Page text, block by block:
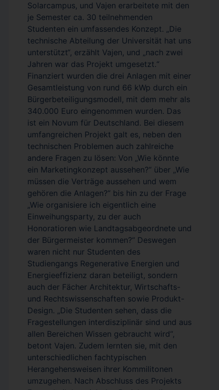
Solarcampus, und Vajen erarbeitete mit den
je Semester ca. 30 teilnehmenden
Studenten ein umfassendes Konzept. „Die
technische Abteilung der Universität hat uns
unterstützt“, erzählt Vajen, und „nach zwei
Jahren war das Projekt umgesetzt.“
Finanziert wurden die drei Anlagen mit einer
Gesamtleistung von rund 66 kWp durch ein
Bürgerbeteiligungsmodell, mit dem mehr als
340.000 Euro eingenommen wurden. Das
ist ein Novum für Deutschland. Bei diesem
umfangreichen Projekt galt es, neben den
technischen Problemen auch zahlreiche
andere Fragen zu lösen: Von „Wie könnte
ein Marketingkonzept aussehen?“ über „Wie
müssen die Verträge aussehen und wem
gehören die Anlagen?“ bis hin zu der Frage
„Wie organisiere ich eigentlich eine
Einweihungsparty, zu der auch
Honoratioren wie Landtagsabgeordnete und
der Bürgermeister kommen?“ Deswegen
waren nicht nur Studenten des
Studiengangs Regenerative Energien und
Energieeffizienz daran beteiligt, sondern
auch der Fächer Architektur, Wirtschafts-
und Rechtswissenschaften sowie Produkt-
Design. „Die Studenten sehen, dass die
Fragestellungen interdisziplinär sind und aus
allen Bereichen Wissen gebraucht wird“,
betont Vajen. Zudem lernten sie, mit den
unterschiedlichen fachtypischen
Herangehensweisen ihrer Kommilitonen
umzugehen. Nach Abschluss des Projekts